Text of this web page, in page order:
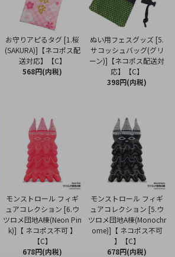
お守りアピるタグ [1.桜
(SAKURA)]【ネコポス配
送対応】【C】
568円(内税)
ぬい用フェスグッズ [5.
サコッシュバッグ(グリ
ーン)]【ネコポス配送対
応】【C】
398円(内税)
モンストロール フィギ
ュアコレクション [6.ウ
ツロメ団地A棟(Neon Pin
k)]【 ネコポス不可 】
【C】
678円(内税)
モンストロール フィギ
ュアコレクション [5.ウ
ツロメ団地A棟(Monochr
ome)]【 ネコポス不可
】【C】
678円(内税)